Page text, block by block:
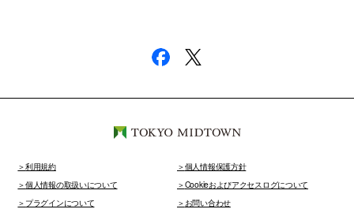
利用規約
個人情報保護方針
個人情報の取扱いについて
Cookieおよびアクセスログについて
プラグインについて
お問い合わせ